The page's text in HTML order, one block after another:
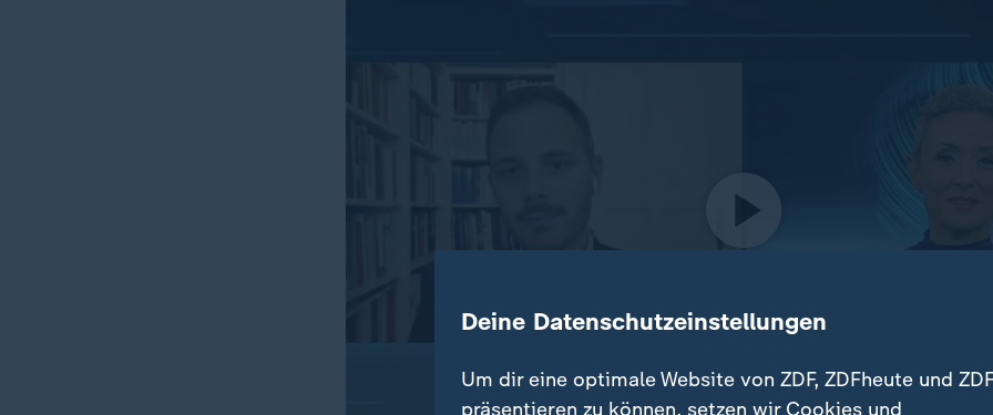
Deine Datenschutzeinstellungen
Um dir eine optimale Website von ZDF, ZDFheute und
präsentieren zu können, setzen wir Cookies und